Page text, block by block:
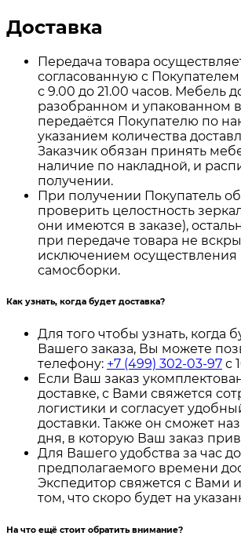
Доставка
Передача товара
согласованную с
с 9.00 до 21.00 часов. Мебель
разобранном и упакованном
передаётся Покупателю по
указанием количества
Заказчик обязан принять
наличие по накладной, и
получении.
При получении Покупатель
проверить целостность
они имеются в заказе),
при передаче товара не
исключением осуществления
самосборки.
Как узнать, когда будет доставка?
Для того чтобы узнать, когда
Вашего заказа, Вы можете
телефону: +7 (499) 302-03-97 с
Если Ваш заказ
доставке, с Вами свяжется
логистики и согласует
доставки. Также он сможет
дня, в которую Ваш заказ
Для Вашего удобства за час до
предполагаемого времени
Экспедитор свяжется с Вами
том, что скоро будет на
На что ещё стоит обратить внимание?